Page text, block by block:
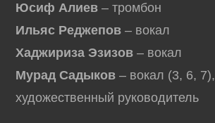
Юсиф Алиев – тромбон
Ильяс Реджепов – вокал
Хаджириза Эзизов – вокал
Мурад Садыков – вокал (3, 6, 7),
художественный руководитель